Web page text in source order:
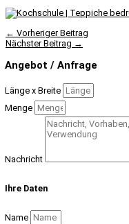
← Vorheriger Beitrag
Nächster Beitrag →
Angebot / Anfrage
Länge x Breite
Menge
Nachricht
Ihre Daten
Name